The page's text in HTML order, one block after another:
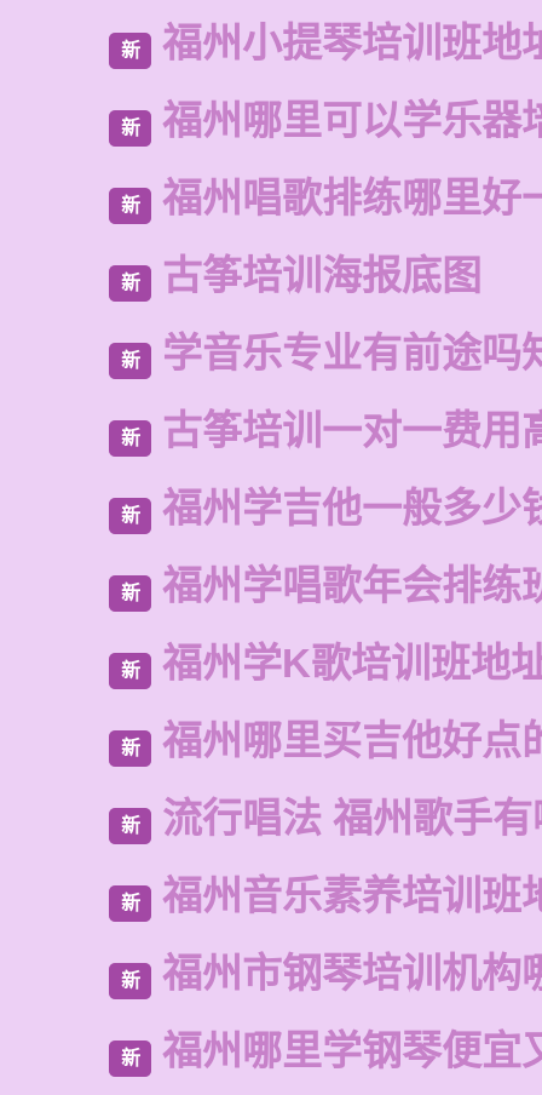
新 福州小提琴培训班地
新 福州哪里可以学乐器
新 福州唱歌排练哪里好
新 古筝培训海报底图
新 学音乐专业有前途吗
新 古筝培训一对一费用
新 福州学吉他一般多少
新 福州学唱歌年会排练
新 福州学K歌培训班地
新 福州哪里买吉他好点
新 流行唱法 福州歌手
新 福州音乐素养培训班
新 福州市钢琴培训机构
新 福州哪里学钢琴便宜